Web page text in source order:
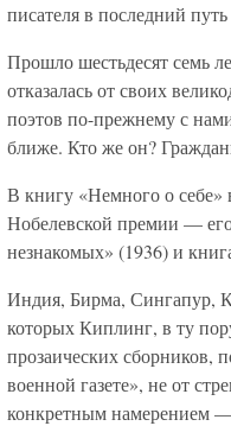
писателя в последний
Прошло шестьдесят семь
отказалась от своих
поэтов по-прежнему с
ближе. Кто же он?
В книгу «Немного о себе»
Нобелевской премии —
незнакомых» (1936) и
Индия, Бирма, Сингапур,
которых Киплинг, в ту
прозаических сборников,
военной газете», не от
конкретным намерением